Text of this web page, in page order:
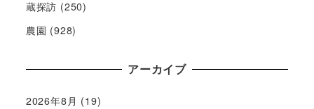
蔵探訪 (250)
農園 (928)
アーカイブ
2026年8月 (19)